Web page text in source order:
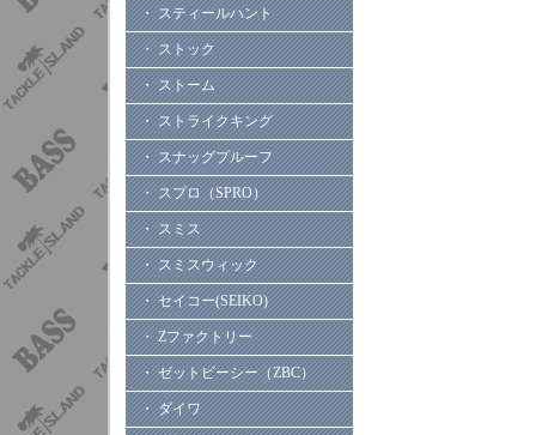
・ スティールハント
・ ストック
・ ストーム
・ ストライクキング
・ スナッグプルーフ
・ スプロ（SPRO）
・ スミス
・ スミスウィック
・ セイコー(SEIKO)
・ Zファクトリー
・ ゼットビーシー（ZBC）
・ ダイワ